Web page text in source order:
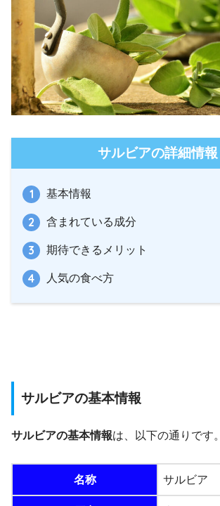
サルビアの詳細情報
基本情報
含まれている成分
期待できるメリット
人気の食べ方
サルビアの基本情報
サルビアの基本情報は、以下の通りです。
名称 サルビア